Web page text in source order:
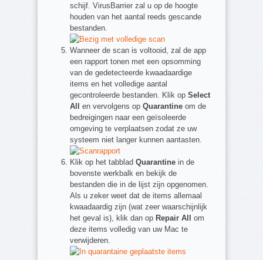
schijf. VirusBarrier zal u op de hoogte
houden van het aantal reeds gescande
bestanden.
Wanneer de scan is voltooid, zal de app
een rapport tonen met een opsomming
van de gedetecteerde kwaadaardige
items en het volledige aantal
gecontroleerde bestanden. Klik op Select
All
en vervolgens op Quarantine om de
bedreigingen naar een geïsoleerde
omgeving te verplaatsen zodat ze uw
systeem niet langer kunnen aantasten.
Klik op het tabblad Quarantine in de
bovenste werkbalk en bekijk de
bestanden die in de lijst zijn opgenomen.
Als u zeker weet dat de items allemaal
kwaadaardig zijn (wat zeer waarschijnlijk
het geval is), klik dan op Repair All
om
deze items volledig van uw Mac te
verwijderen.